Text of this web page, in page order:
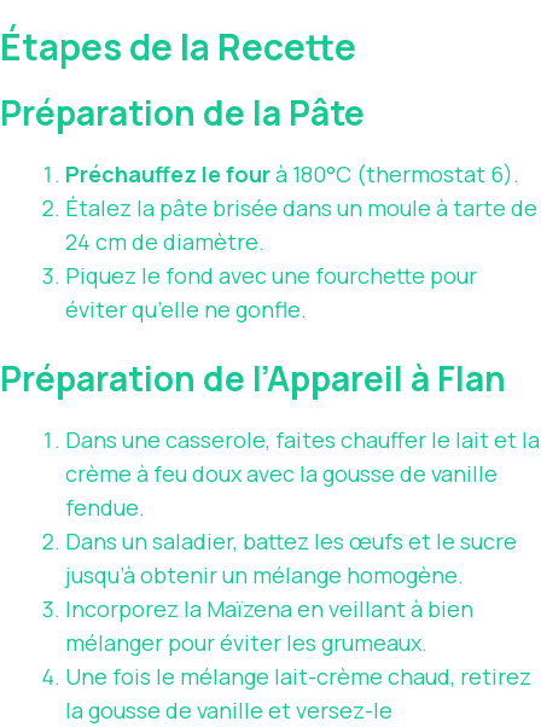
Étapes de la Recette
Préparation de la Pâte
Préchauffez le fourà 180°C (thermostat 6).
Étalez la pâte brisée dans un moule à tarte de
24 cm de diamètre.
Piquez le fond avec une fourchette pour
éviter qu’elle ne gonfle.
Préparation de l’Appareil à Flan
Dans une casserole, faites chauffer le lait et la
crème à feu doux avec la gousse de vanille
fendue.
Dans un saladier, battez les œufs et le sucre
jusqu’à obtenir un mélange homogène.
Incorporez la Maïzena en veillant à bien
mélanger pour éviter les grumeaux.
Une fois le mélange lait-crème chaud, retirez
la gousse de vanille et versez-le